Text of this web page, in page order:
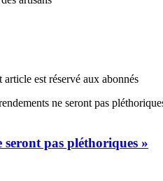
article est réservé aux abonnés
seront pas pléthoriques »